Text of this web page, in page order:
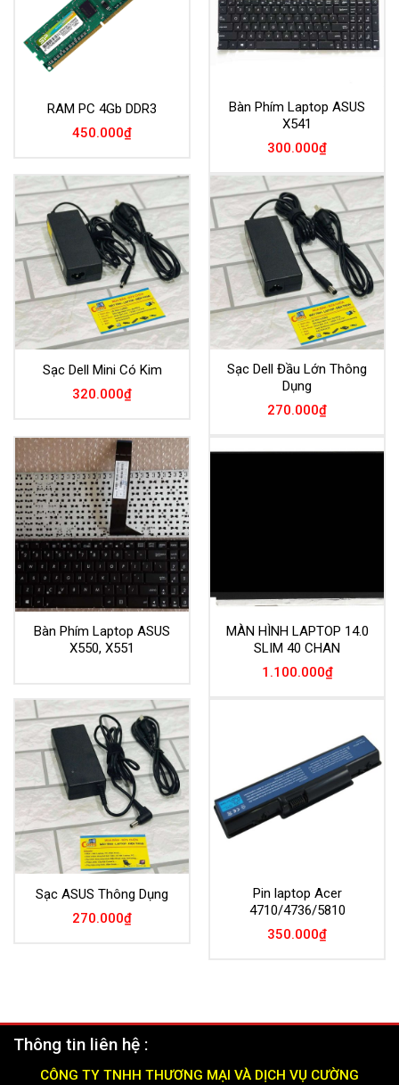
RAM PC 4Gb DDR3
450.000₫
Bàn Phím Laptop ASUS
X541
300.000₫
Sạc Dell Mini Có Kim
320.000₫
Sạc Dell Đầu Lớn Thông
Dụng
270.000₫
Bàn Phím Laptop ASUS
X550, X551
MÀN HÌNH LAPTOP 14.0
SLIM 40 CHAN
1.100.000₫
Sạc ASUS Thông Dụng
270.000₫
Pin laptop Acer
4710/4736/5810
350.000₫
Thông tin liên hệ :
CÔNG TY TNHH THƯƠNG MẠI VÀ DỊCH VỤ CƯỜNG